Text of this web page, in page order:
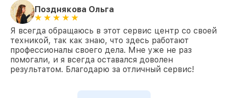
Позднякова Ольга
Я всегда обращаюсь в этот сервис центр со своей
техникой, так как знаю, что здесь работают
профессионалы своего дела. Мне уже не раз
помогали, и я всегда оставался доволен
результатом. Благодарю за отличный сервис!